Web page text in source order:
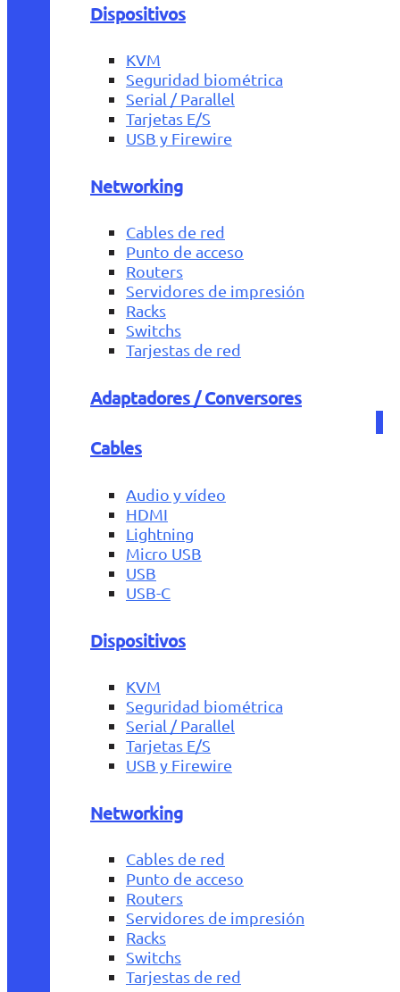
Dispositivos
KVM
Seguridad biométrica
Serial / Parallel
Tarjetas E/S
USB y Firewire
Networking
Cables de red
Punto de acceso
Routers
Servidores de impresión
Racks
Switchs
Tarjestas de red
Adaptadores / Conversores
Cables
Audio y vídeo
HDMI
Lightning
Micro USB
USB
USB-C
Dispositivos
KVM
Seguridad biométrica
Serial / Parallel
Tarjetas E/S
USB y Firewire
Networking
Cables de red
Punto de acceso
Routers
Servidores de impresión
Racks
Switchs
Tarjestas de red